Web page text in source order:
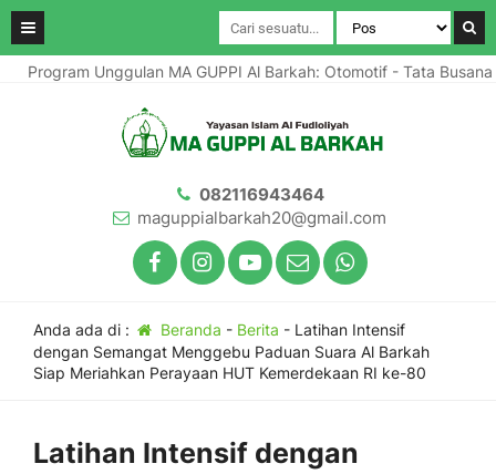
Program Unggulan MA GUPPI Al Barkah: Otomotif - Tata Busana
082116943464
maguppialbarkah20@gmail.com
Anda ada di : Beranda - Berita - Latihan Intensif
dengan Semangat Menggebu Paduan Suara Al Barkah
Siap Meriahkan Perayaan HUT Kemerdekaan RI ke-80
Latihan Intensif dengan